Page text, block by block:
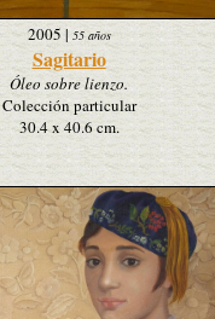
2005 | 55 años
Sagitario
Óleo sobre lienzo.
Colección particular
30.4 x 40.6 cm.